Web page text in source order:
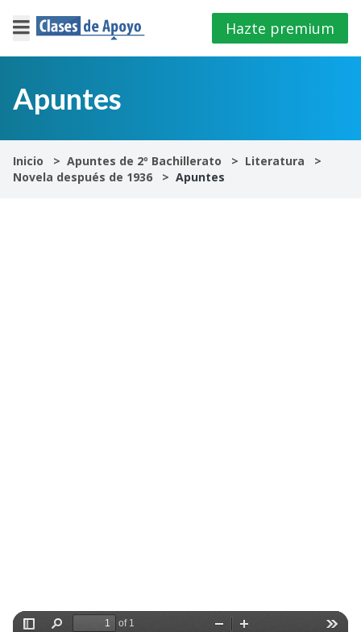
×
sesión
Hazte premium
Apuntes
Inicio Apuntes de 2º Bachillerato
Literatura
Novela después de 1936
Apuntes